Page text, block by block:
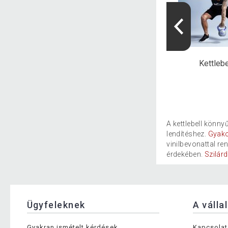
A kettlebell
lendítéshez.
vinilbevonattal
érdekében.
Ügyfeleknek A